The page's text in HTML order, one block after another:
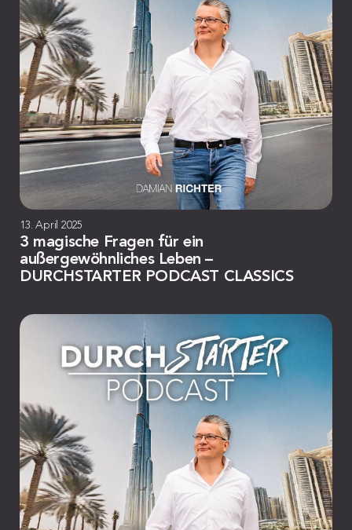
13. April 2025
3 magische Fragen für ein
außergewöhnliches Leben –
DURCHSTARTER PODCAST CLASSICS